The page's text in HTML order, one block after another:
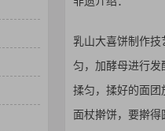
乳山大喜饼制作技
匀，加酵母进行发
揉匀，揉好的面
面杖擀饼，要擀得